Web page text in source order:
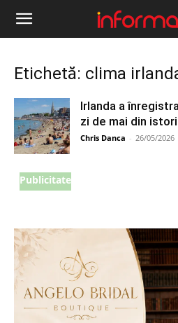
Informația
Etichetă: clima
Irlanda a
zi de mai din
Chris Danca - 26/05/2026
Publicitate